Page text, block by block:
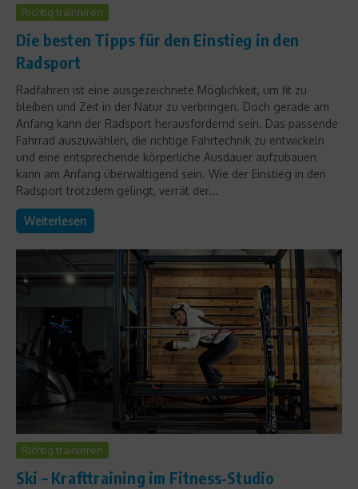
Richtig trainieren
Die besten Tipps für den Einstieg in den
Radsport
Radfahren ist eine ausgezeichnete Möglichkeit, um fit zu
bleiben und Zeit in der Natur zu verbringen. Doch gerade am
Anfang kann der Radsport herausfordernd sein. Das passende
Fahrrad auszuwählen, die richtige Fahrtechnik zu entwickeln
und eine entsprechende körperliche Ausdauer aufzubauen
kann am Anfang überwältigend sein. Wie der Einstieg in den
Radsport trotzdem gelingt, verrät der...
Weiterlesen
Richtig trainieren
Ski – Krafttraining im Fitness-Studio